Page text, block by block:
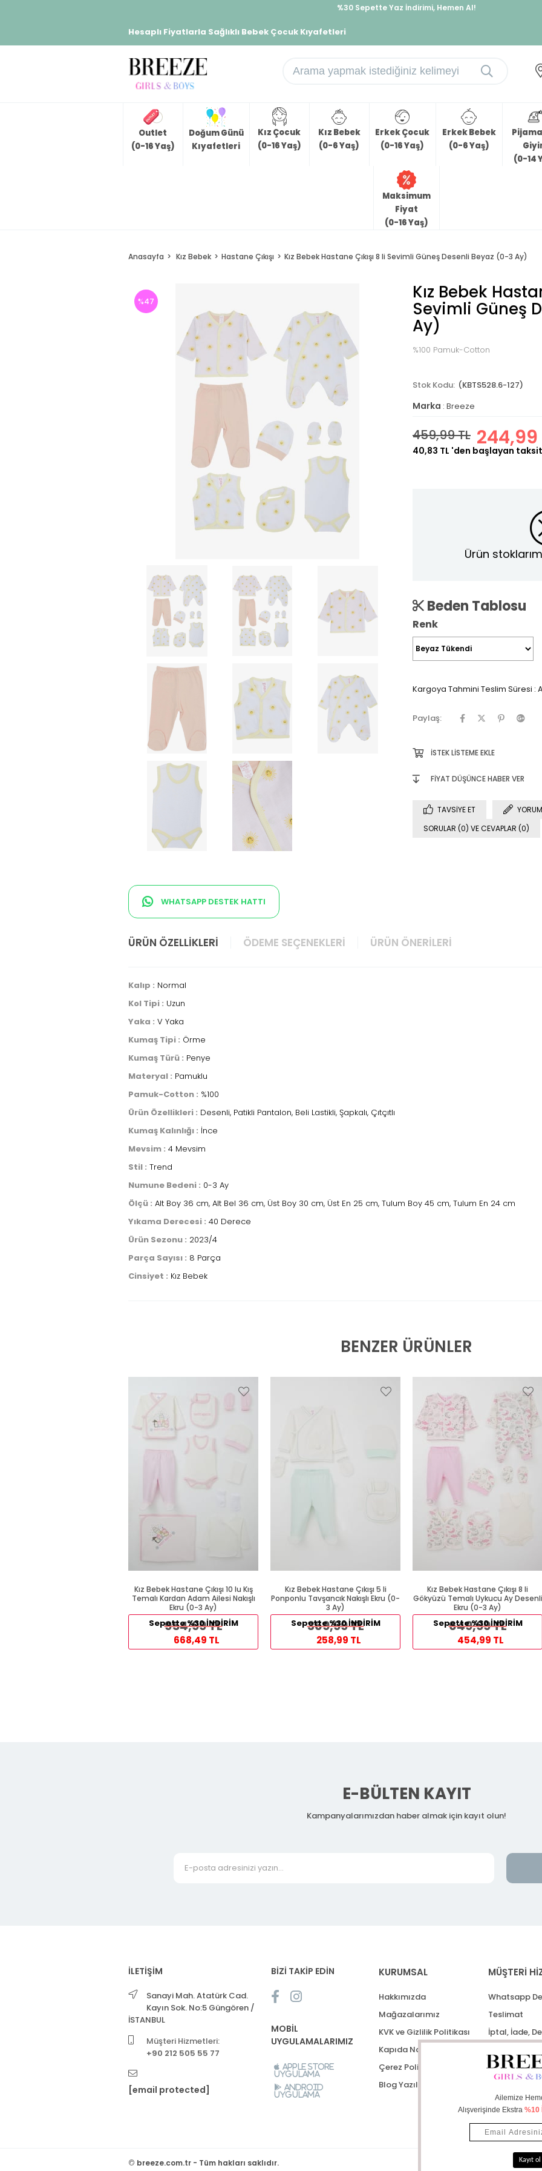
%30 Sepette Yaz İndirimi, Hemen Al!
Hesaplı Fiyatlarla Sağlıklı Bebek Çocuk Kıyafetleri
Outlet
(0-16 Yaş)
Doğum Günü
Kıyafetleri
Kız Çocuk
(0-16 Yaş)
Kız Bebek
(0-6 Yaş)
Erkek Çocuk
(0-16 Yaş)
Erkek Bebek
(0-6 Yaş)
(0-14
Maksimum
Fiyat
(0-16 Yaş)
Anasayfa Kız Bebek Hastane Çıkışı Kız Bebek Hastane Çıkışı 8 li Sevimli Güneş Desenli Beyaz (0-3 Ay)
%47
WHATSAPP DESTEK HATTI
Kız Bebek
Sevimli Güneş
Ay)
%100 Pamuk-Cotton
(KBTS528.6-127)
Marka : Breeze
459,99 TL 244,99
40,83 TL 'den başlayan
Ürün
Beden Tablosu
Renk
Kargoya Tahmini Teslim Süresi :
Paylaş:
İSTEK LISTEME EKLE
FIYAT DÜŞÜNCE HABER VER
TAVSIYE ET
SORULAR (0) VE CEVAPLAR (0)
ÜRÜN ÖZELLIKLERI ÖDEME SEÇENEKLERI ÜRÜN ÖNERILERI
Kalıp : Normal
Kol Tipi : Uzun
Yaka : V Yaka
Kumaş Tipi : Örme
Kumaş Türü : Penye
Materyal : Pamuklu
Pamuk-Cotton : %100
Ürün Özellikleri : Desenli, Patikli Pantalon, Beli Lastikli, Şapkalı, Çıtçıtlı
Kumaş Kalınlığı : İnce
Mevsim : 4 Mevsim
Stil : Trend
Numune Bedeni : 0-3 Ay
Ölçü : Alt Boy 36 cm, Alt Bel 36 cm, Üst Boy 30 cm, Üst En 25 cm, Tulum Boy 45 cm, Tulum En 24 cm
Yıkama Derecesi : 40 Derece
Ürün Sezonu : 2023/4
Parça Sayısı : 8 Parça
Cinsiyet : Kız Bebek
BENZER ÜRÜNLER
Kız Bebek Hastane Çıkışı 10 lu Kış
Temalı Kardan Adam Ailesi Nakışlı
Ekru (0-3 Ay)
954,99 TL
Sepette %30 İNDİRİM
668,49 TL
Kız Bebek Hastane Çıkışı 5 li
Ponponlu Tavşancık Nakışlı Ekru (0-
3 Ay)
369,99 TL
Sepette %30 İNDİRİM
258,99 TL
Kız Bebek Hastane Çıkışı 8 li
Gökyüzü Temalı Uykucu Ay Desenli
Ekru (0-3 Ay)
649,99 TL
Sepette %30 İNDİRİM
454,99 TL
E-BÜLTEN KAYIT
Kampanyalarımızdan haber almak için kayıt olun!
İLETİŞİM
Sanayi Mah. Atatürk Cad.
Kayın Sok. No:5 Güngören /
İSTANBUL
Müşteri Hizmetleri:
+90 212 505 55 77
[email protected]
BİZİ TAKİP EDİN
MOBİL
UYGULAMALARIMIZ
Apple Store
Uygulama
Android
Uygulama
KURUMSAL
Hakkımızda
Mağazalarımız
KVK ve Gizlilik Politikası
Kapıda Nakit Ödeme
Çerez Politikası
Blog Yazıları
MÜŞTERİ
Whatsapp
Teslimat
İptal, İade,
© breeze.com.tr - Tüm hakları saklıdır.